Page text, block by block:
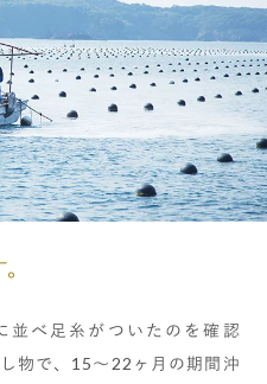
並べ足糸がついたのを確認
物で、15～22ヶ月の期間沖